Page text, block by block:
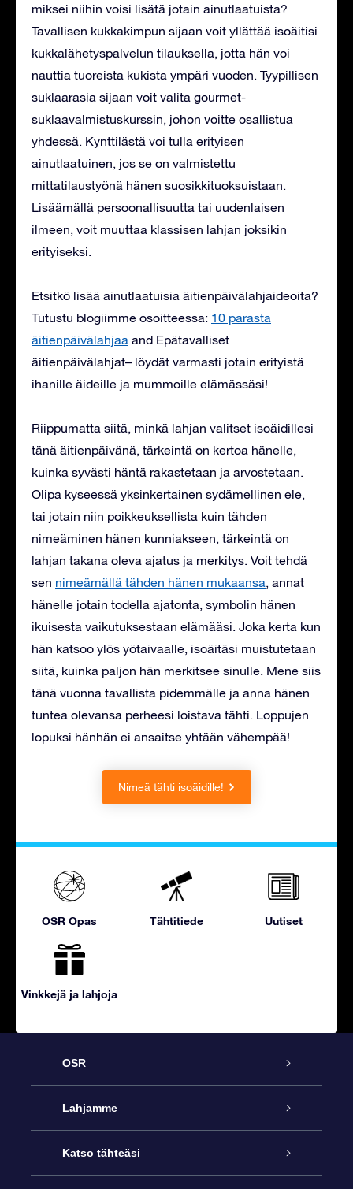
miksei niihin voisi lisätä jotain ainutlaatuista?
Tavallisen kukkakimpun sijaan voit yllättää isoäitisi
kukkalähetyspalvelun tilauksella, jotta hän voi
nauttia tuoreista kukista ympäri vuoden. Tyypillisen
suklaarasia sijaan voit valita gourmet-
suklaavalmistuskurssin, johon voitte osallistua
yhdessä. Kynttilästä voi tulla erityisen
ainutlaatuinen, jos se on valmistettu
mittatilaustyönä hänen suosikkituoksuistaan.
Lisäämällä persoonallisuutta tai uudenlaisen
ilmeen, voit muuttaa klassisen lahjan joksikin
erityiseksi.
Etsitkö lisää ainutlaatuisia äitienpäivälahjaideoita?
Tutustu blogiimme osoitteessa: 10 parasta
äitienpäivälahjaa and Epätavalliset
äitienpäivälahjat– löydät varmasti jotain erityistä
ihanille äideille ja mummoille elämässäsi!
Riippumatta siitä, minkä lahjan valitset isoäidillesi
tänä äitienpäivänä, tärkeintä on kertoa hänelle,
kuinka syvästi häntä rakastetaan ja arvostetaan.
Olipa kyseessä yksinkertainen sydämellinen ele,
tai jotain niin poikkeuksellista kuin tähden
nimeäminen hänen kunniakseen, tärkeintä on
lahjan takana oleva ajatus ja merkitys. Voit tehdä
sen nimeämällä tähden hänen mukaansa, annat
hänelle jotain todella ajatonta, symbolin hänen
ikuisesta vaikutuksestaan ​​elämääsi. Joka kerta kun
hän katsoo ylös yötaivaalle, isoäitäsi muistutetaan
siitä, kuinka paljon hän merkitsee sinulle. Mene siis
tänä vuonna tavallista pidemmälle ja anna hänen
tuntea olevansa perheesi loistava tähti. Loppujen
lopuksi hänhän ei ansaitse yhtään vähempää!
Nimeä tähti isoäidille!
OSR Opas Tähtitiede Uutiset
Vinkkejä ja lahjoja
OSR
Palvelu
Ota meihin yhteyttä
Lahjamme
Online Star -lahja
Katso tähteäsi